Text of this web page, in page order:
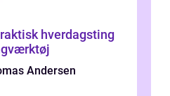
hverdagsting
Andersen